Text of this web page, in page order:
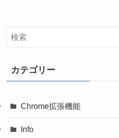
カテゴリー
Chrome拡張機能
Info